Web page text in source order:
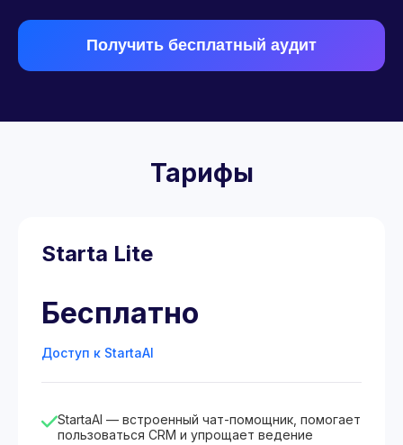
Получить бесплатный аудит
Тарифы
Starta Lite
Бесплатно
Доступ к StartaAI
StartaAI — встроенный чат-помощник, помогает
пользоваться CRM и упрощает ведение